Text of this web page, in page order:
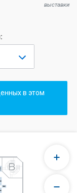
выставки
в этом